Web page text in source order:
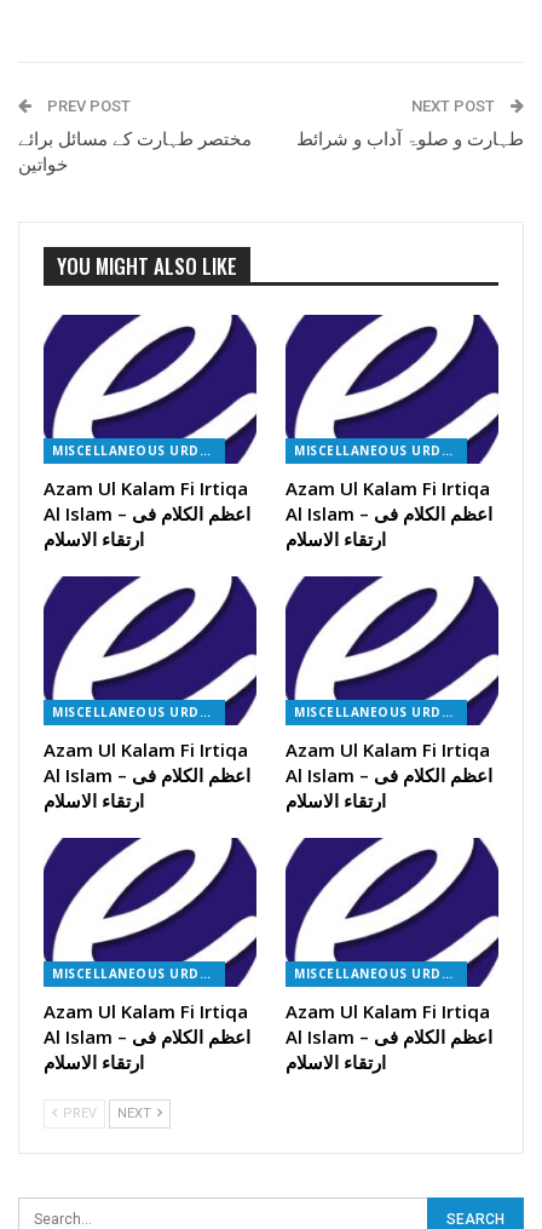
PREV POST
مختصر طہارت کے مسائل برائے
خواتین
NEXT POST
طہارت و صلوۃ آداب و شرائط
YOU MIGHT ALSO LIKE
MISCELLANEOUS URDU BOOKS
Azam Ul Kalam Fi Irtiqa
Al Islam – اعظم الکلام فی
ارتقاء الاسلام
MISCELLANEOUS URDU BOOKS
Azam Ul Kalam Fi Irtiqa
Al Islam – اعظم الکلام فی
ارتقاء الاسلام
MISCELLANEOUS URDU BOOKS
Azam Ul Kalam Fi Irtiqa
Al Islam – اعظم الکلام فی
ارتقاء الاسلام
MISCELLANEOUS URDU BOOKS
Azam Ul Kalam Fi Irtiqa
Al Islam – اعظم الکلام فی
ارتقاء الاسلام
MISCELLANEOUS URDU BOOKS
Azam Ul Kalam Fi Irtiqa
Al Islam – اعظم الکلام فی
ارتقاء الاسلام
MISCELLANEOUS URDU BOOKS
Azam Ul Kalam Fi Irtiqa
Al Islam – اعظم الکلام فی
ارتقاء الاسلام
PREV NEXT